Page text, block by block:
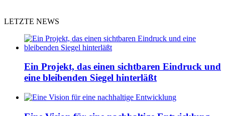
LETZTE NEWS
Ein Projekt, das einen sichtbaren Eindruck und
eine bleibenden Siegel hinterläßt